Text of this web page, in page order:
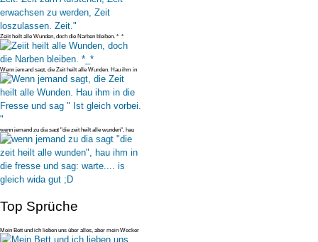
Zeiit heilt alle Wunden, doch die Narben bleiben. *_*
Wenn jemand sagt, die Zeit heilt alle Wunden. Hau ihm in
die Fresse und
wenn jemand zu dia sagt "die zeit heilt alle wunden", hau
ihm in die fre
Top Sprüche
Mein Bett und ich lieben uns über alles, aber mein Wecker
will es einfac